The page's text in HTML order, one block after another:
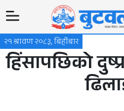
२१ श्रावण २०८३, बिहीबार
हिंसापछिको